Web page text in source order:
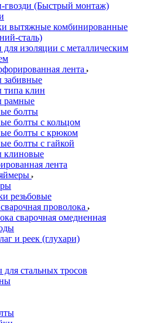
гвозди (Быстрый монтаж)
вытяжные комбинированные
сталь)
изоляции с металлическим
лента
забивные
типа клин
рамные
болты
болты с кольцом
болты с крюком
болты с гайкой
клиновые
лента
резьбовые
проволока
сварочная омедненная
и реек (глухари)
стальных тросов